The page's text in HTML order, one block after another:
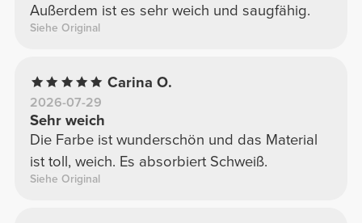
Außerdem ist es sehr weich und saugfähig.
Siehe Original
Carina O.
2026-07-29
Sehr weich
Die Farbe ist wunderschön und das Material
ist toll, weich. Es absorbiert Schweiß.
Siehe Original